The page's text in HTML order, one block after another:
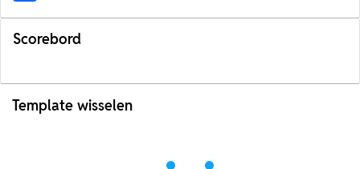
Scorebord
Template wisselen